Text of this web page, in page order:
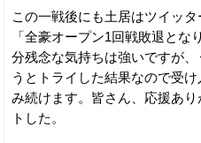
この一戦後にも土居はツイッタ
「全豪オープン1回戦敗退とな
分残念な気持ちは強いですが
うとトライした結果なので受
み続けます。皆さん、応援あ
トした。